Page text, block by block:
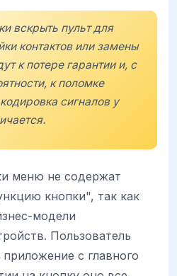
вскрыть пульт для
контактов или замены
к потере гарантии и, с
к поломке
сигналов у
меню не содержат
кнопки", так как
модели
Пользователь
с главного